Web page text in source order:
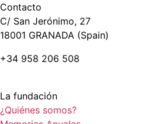
Contacto
C/ San Jerónimo, 27
18001 GRANADA (Spain)
+34 958 206 508
La fundación
¿Quiénes somos?